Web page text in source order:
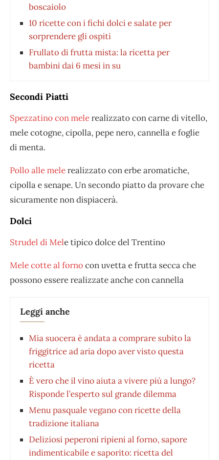
boscaiolo
10 ricette con i fichi dolci e salate per
sorprendere gli ospiti
Frullato di frutta mista: la ricetta per
bambini dai 6 mesi in su
Secondi Piatti
Spezzatino con melerealizzato con carne di vitello,
mele cotogne, cipolla, pepe nero, cannella e foglie
di menta.
Pollo alle melerealizzato con erbe aromatiche,
cipolla e senape. Un secondo piatto da provare che
sicuramente non dispiacerà.
Dolci
Strudel di Mele tipico dolce del Trentino
Mele cotte al fornocon uvetta e frutta secca che
possono essere realizzate anche con cannella
Leggi anche
Mia suocera è andata a comprare subito la
friggitrice ad aria dopo aver visto questa
ricetta
È vero che il vino aiuta a vivere più a lungo?
Risponde l’esperto sul grande dilemma
Menu pasquale vegano con ricette della
tradizione italiana
Deliziosi peperoni ripieni al forno, sapore
indimenticabile e saporito: ricetta del